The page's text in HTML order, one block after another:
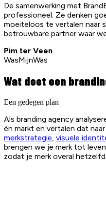
De samenwerking met
professioneel. Ze denken
moeiteloos te vertalen naar
betrouwbare partner waar
Pim ter Veen
WasMijnWas
Wat doet een
Een gedegen plan
Als branding agency
én markt en vertalen dat
merkstrategie, visuele
brengen we je merk tot
zodat je merk overal